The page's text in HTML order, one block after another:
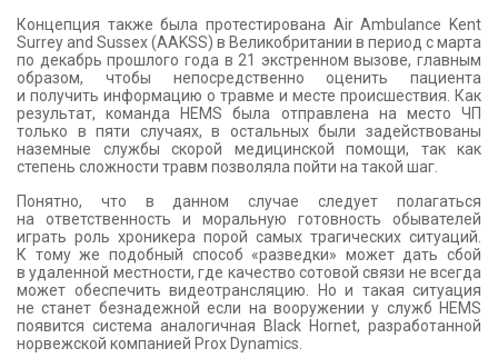
Концепция также была протестирована Air Ambulance Kent
Surrey and Sussex (AAKSS) в Великобритании в период с марта
по декабрь прошлого года в 21 экстренном вызове, главным
образом, чтобы непосредственно оценить пациента
и получить информацию о травме и месте происшествия. Как
результат, команда HEMS была отправлена на место ЧП
только в пяти случаях, в остальных были задействованы
наземные службы скорой медицинской помощи, так как
степень сложности травм позволяла пойти на такой шаг.
Понятно, что в данном случае следует полагаться
на ответственность и моральную готовность обывателей
играть роль хроникера порой самых трагических ситуаций.
К тому же подобный способ «разведки» может дать сбой
в удаленной местности, где качество сотовой связи не всегда
может обеспечить видеотрансляцию. Но и такая ситуация
не станет безнадежной если на вооружении у служб HEMS
появится система аналогичная Black Hornet, разработанной
норвежской компанией Prox Dynamics.